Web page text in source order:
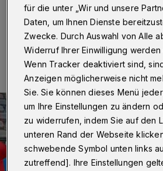
09.10.2025 , 16:08 Uhr Eine Minute
für die unter „Wir und unsere
Daten, um Ihnen Dienste
Zwecke. Durch Auswahl von Alle
Widerruf Ihrer Einwilligung
Wenn Tracker deaktiviert sind,
Anzeigen möglicherweise nicht
Sie. Sie können dieses Menü
um Ihre Einstellungen zu ändern
zu widerrufen, indem Sie auf den
unteren Rand der Webseite
schwebende Symbol unten links
zutreffend]. Ihre Einstellungen